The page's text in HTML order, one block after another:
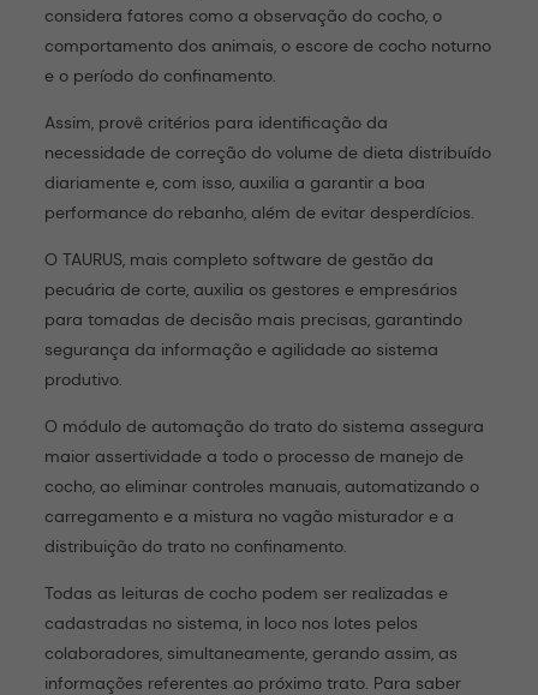
considera fatores como a observação do cocho, o
comportamento dos animais, o escore de cocho noturno
e o período do confinamento.
Assim, provê critérios para identificação da
necessidade de correção do volume de dieta distribuído
diariamente e, com isso, auxilia a garantir a boa
performance do rebanho, além de evitar desperdícios.
O TAURUS, mais completo software de gestão da
pecuária de corte, auxilia os gestores e empresários
para tomadas de decisão mais precisas, garantindo
segurança da informação e agilidade ao sistema
produtivo.
O módulo de automação do trato do sistema assegura
maior assertividade a todo o processo de manejo de
cocho, ao eliminar controles manuais, automatizando o
carregamento e a mistura no vagão misturador e a
distribuição do trato no confinamento.
Todas as leituras de cocho podem ser realizadas e
cadastradas no sistema, in loco nos lotes pelos
colaboradores, simultaneamente, gerando assim, as
informações referentes ao próximo trato. Para saber